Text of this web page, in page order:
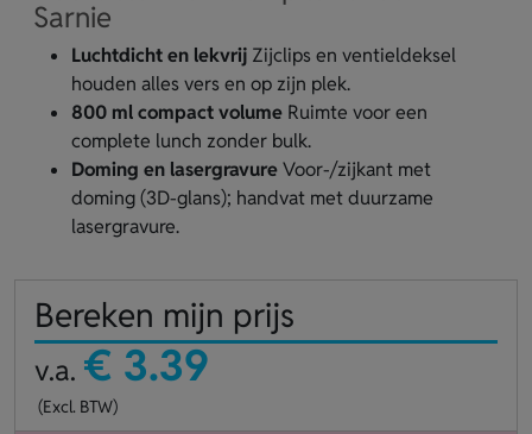
Sarnie
Luchtdicht en lekvrij Zijclips en ventieldeksel
houden alles vers en op zijn plek.
800 ml compact volume Ruimte voor een
complete lunch zonder bulk.
Doming en lasergravureVoor-/zijkant met
doming (3D-glans); handvat met duurzame
lasergravure.
Bereken mijn prijs
v.a. € 3.39
(Excl. BTW)